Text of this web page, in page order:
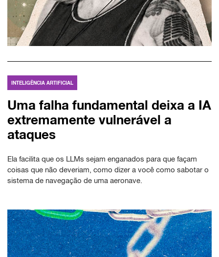
INTELIGÊNCIA ARTIFICIAL
Uma falha fundamental deixa a IA
extremamente vulnerável a
ataques
Ela facilita que os LLMs sejam enganados para que façam
coisas que não deveriam, como dizer a você como sabotar o
sistema de navegação de uma aeronave.